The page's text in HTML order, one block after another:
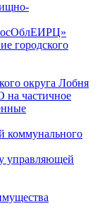
городского
округа Лобня
на частичное
коммунального
управляющей